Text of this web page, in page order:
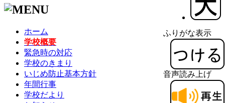
ふりがな表示
音声読み上げ
ホーム
学校概要
緊急時の対応
学校のきまり
いじめ防止基本方針
年間行事
学校だより